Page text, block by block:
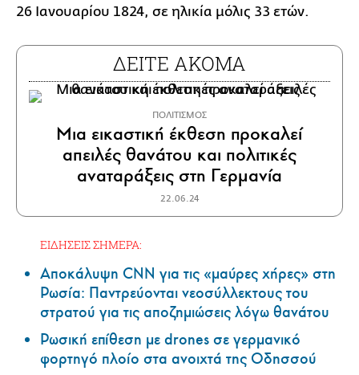
26 Ιανουαρίου 1824, σε ηλικία μόλις 33 ετών.
ΔΕΙΤΕ ΑΚΟΜΑ
ΠΟΛΙΤΙΣΜΟΣ
Μια εικαστική έκθεση προκαλεί
απειλές θανάτου και πολιτικές
αναταράξεις στη Γερμανία
22.06.24
ΕΙΔΗΣΕΙΣ ΣΗΜΕΡΑ:
Αποκάλυψη CNN για τις «μαύρες χήρες» στη
Ρωσία: Παντρεύονται νεοσύλλεκτους του
στρατού για τις αποζημιώσεις λόγω θανάτου
Ρωσική επίθεση με drones σε γερμανικό
φορτηγό πλοίο στα ανοιχτά της Οδησσού